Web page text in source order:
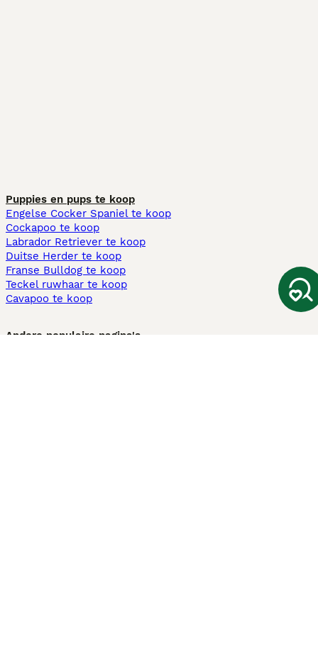
Puppies en pups te koop
Engelse Cocker Spaniel te koop
Cockapoo te koop
Labrador Retriever te koop
Duitse Herder te koop
Franse Bulldog te koop
Teckel ruwhaar te koop
Cavapoo te koop
Andere populaire pagina's